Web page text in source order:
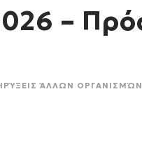
–
ΆΛΛΩΝ ΟΡΓΑΝΙΣΜΏΝ